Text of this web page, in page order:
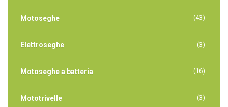
Motoseghe (43)
Elettroseghe (3)
Motoseghe a batteria (16)
Mototrivelle (3)